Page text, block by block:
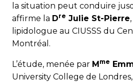
la situation peut conduire
affirme la Dre Julie St-Pierre
lipidologue au CIUSSS du
Montréal.
L’étude, menée par Mme
University College de